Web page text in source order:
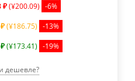
₽ (¥200.09) -6%
(¥186.75) -13%
(¥173.41) -19%
дешевле?